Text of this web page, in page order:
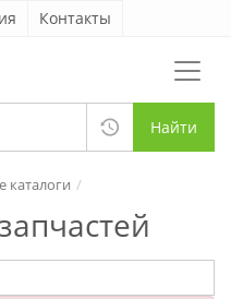
Контакты
Найти